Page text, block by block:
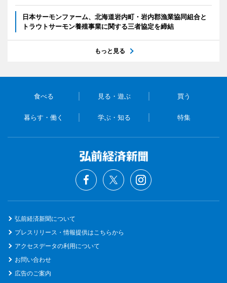
日本サーモンファーム、北海道岩内町・岩内郡漁業協同組合と
トラウトサーモン養殖事業に関する三者協定を締結
もっと見る
食べる 見る・遊ぶ 買う
暮らす・働く 学ぶ・知る 特集
弘前経済新聞について
プレスリリース・情報提供はこちらから
アクセスデータの利用について
お問い合わせ
広告のご案内